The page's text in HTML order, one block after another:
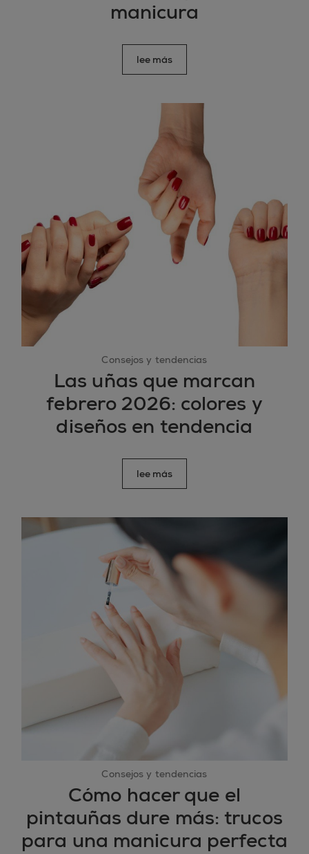
manicura
lee más
Consejos y tendencias
Las uñas que marcan
febrero 2026: colores y
diseños en tendencia
lee más
Consejos y tendencias
Cómo hacer que el
pintauñas dure más: trucos
para una manicura perfecta